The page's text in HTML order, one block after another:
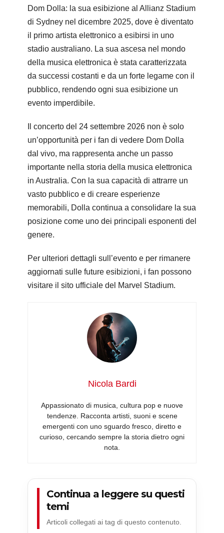
Dom Dolla: la sua esibizione al Allianz Stadium
di Sydney nel dicembre 2025, dove è diventato
il primo artista elettronico a esibirsi in uno
stadio australiano. La sua ascesa nel mondo
della musica elettronica è stata caratterizzata
da successi costanti e da un forte legame con il
pubblico, rendendo ogni sua esibizione un
evento imperdibile.
Il concerto del 24 settembre 2026 non è solo
un’opportunità per i fan di vedere Dom Dolla
dal vivo, ma rappresenta anche un passo
importante nella storia della musica elettronica
in Australia. Con la sua capacità di attrarre un
vasto pubblico e di creare esperienze
memorabili, Dolla continua a consolidare la sua
posizione come uno dei principali esponenti del
genere.
Per ulteriori dettagli sull’evento e per rimanere
aggiornati sulle future esibizioni, i fan possono
visitare il sito ufficiale del Marvel Stadium.
Nicola Bardi
Appassionato di musica, cultura pop e nuove
tendenze. Racconta artisti, suoni e scene
emergenti con uno sguardo fresco, diretto e
curioso, cercando sempre la storia dietro ogni
nota.
Continua a leggere su questi
temi
Articoli collegati ai tag di questo contenuto.